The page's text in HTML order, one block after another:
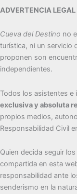
ADVERTENCIA
Cueva del Destino no
turística, ni un servicio
proponen son
independientes.
Todos los asistentes e
exclusiva y absoluta
propios medios,
Responsabilidad Civil
Quien decida seguir
compartida en esta
responsabilidad ante
senderismo en la